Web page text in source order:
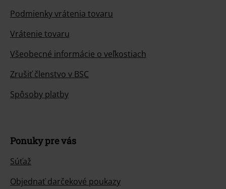
Podmienky vrátenia tovaru
Vrátenie tovaru
Všeobecné informácie o veľkostiach
Zrušiť členstvo v BSC
Spôsoby platby
Ponuky pre vás
Súťaž
Objednať darčekové poukazy